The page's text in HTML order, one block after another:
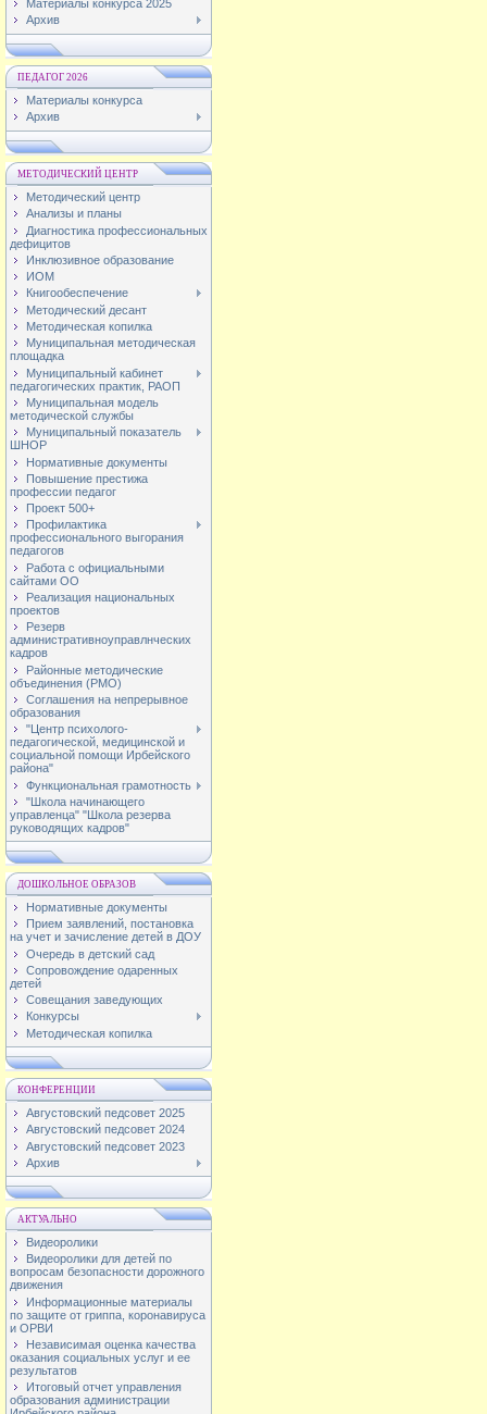
Материалы конкурса 2025
Архив
ПЕДАГОГ 2026
Материалы конкурса
Архив
МЕТОДИЧЕСКИЙ ЦЕНТР
Методический центр
Анализы и планы
Диагностика профессиональных
дефицитов
Инклюзивное образование
ИОМ
Книгообеспечение
Методический десант
Методическая копилка
Муниципальная методическая
площадка
Муниципальный кабинет
педагогических практик, РАОП
Муниципальная модель
методической службы
Муниципальный показатель
ШНОР
Нормативные документы
Повышение престижа
профессии педагог
Проект 500+
Профилактика
профессионального выгорания
педагогов
Работа с официальными
сайтами ОО
Реализация национальных
проектов
Резерв
административноуправлнческих
кадров
Районные методические
объединения (РМО)
Соглашения на непрерывное
образования
"Центр психолого-
педагогической, медицинской и
социальной помощи Ирбейского
района"
Функциональная грамотность
"Школа начинающего
управленца" "Школа резерва
руководящих кадров"
ДОШКОЛЬНОЕ ОБРАЗОВ
Нормативные документы
Прием заявлений, постановка
на учет и зачисление детей в ДОУ
Очередь в детский сад
Сопровождение одаренных
детей
Совещания заведующих
Конкурсы
Методическая копилка
КОНФЕРЕНЦИИ
Августовский педсовет 2025
Августовский педсовет 2024
Августовский педсовет 2023
Архив
АКТУАЛЬНО
Видеоролики
Видеоролики для детей по
вопросам безопасности дорожного
движения
Информационные материалы
по защите от гриппа, коронавируса
и ОРВИ
Независимая оценка качества
оказания социальных услуг и ее
результатов
Итоговый отчет управления
образования администрации